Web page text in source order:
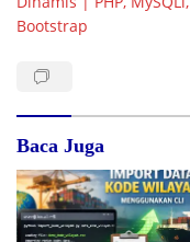
Bootstrap
Baca Juga